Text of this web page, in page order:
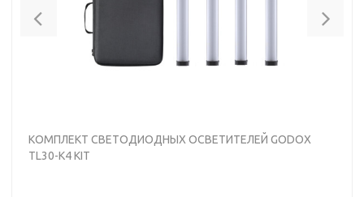
Previous
КОМПЛЕКТ СВЕТОДИОДНЫХ ОСВЕТИТЕЛЕЙ GODOX
TL30-K4 KIT